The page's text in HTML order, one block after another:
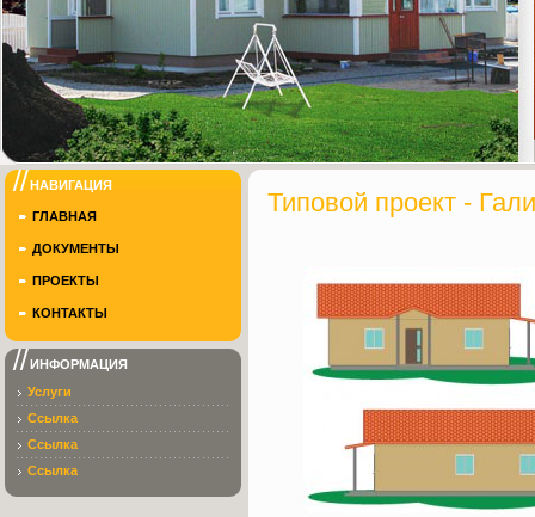
Типовой проект -
НАВИГАЦИЯ
ГЛАВНАЯ
ДОКУМЕНТЫ
ПРОЕКТЫ
КОНТАКТЫ
ИНФОРМАЦИЯ
Услуги
Ссылка
Ссылка
Ссылка